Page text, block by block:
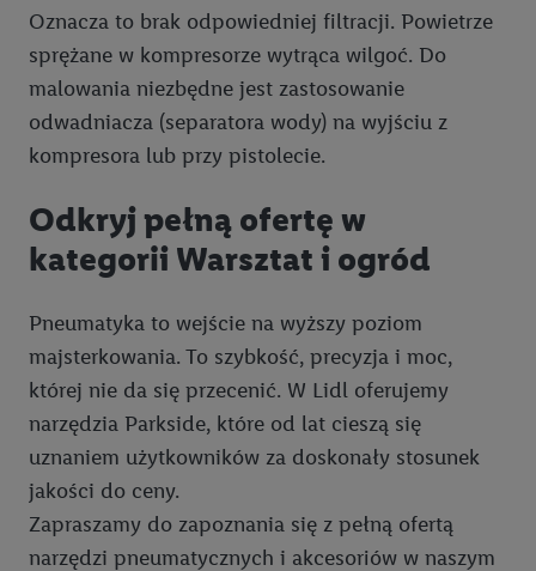
Oznacza to brak odpowiedniej filtracji. Powietrze
sprężane w kompresorze wytrąca wilgoć. Do
malowania niezbędne jest zastosowanie
odwadniacza (separatora wody) na wyjściu z
kompresora lub przy pistolecie.
Odkryj pełną ofertę w
kategorii Warsztat i ogród
Pneumatyka to wejście na wyższy poziom
majsterkowania. To szybkość, precyzja i moc,
której nie da się przecenić. W Lidl oferujemy
narzędzia Parkside, które od lat cieszą się
uznaniem użytkowników za doskonały stosunek
jakości do ceny.
Zapraszamy do zapoznania się z pełną ofertą
narzędzi pneumatycznych i akcesoriów w naszym